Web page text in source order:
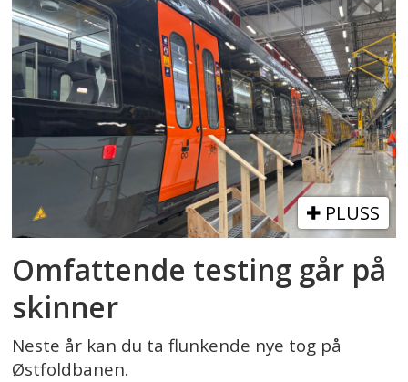
PLUSS
Omfattende testing går på
skinner
Neste år kan du ta flunkende nye tog på
Østfoldbanen.